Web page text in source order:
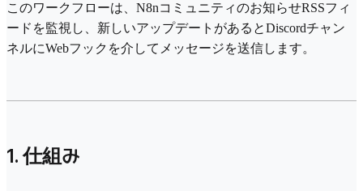
このワークフローは、N8nコミュニティのお知らせRSSフィ
ードを監視し、新しいアップデートがあるとDiscordチャン
ネルにWebフックを介してメッセージを送信します。
1. 仕組み